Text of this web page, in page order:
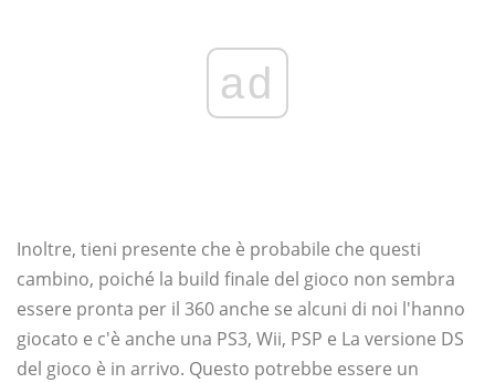
ad
Inoltre, tieni presente che è probabile che questi
cambino, poiché la build finale del gioco non sembra
essere pronta per il 360 anche se alcuni di noi l'hanno
giocato e c'è anche una PS3, Wii, PSP e La versione DS
del gioco è in arrivo. Questo potrebbe essere un